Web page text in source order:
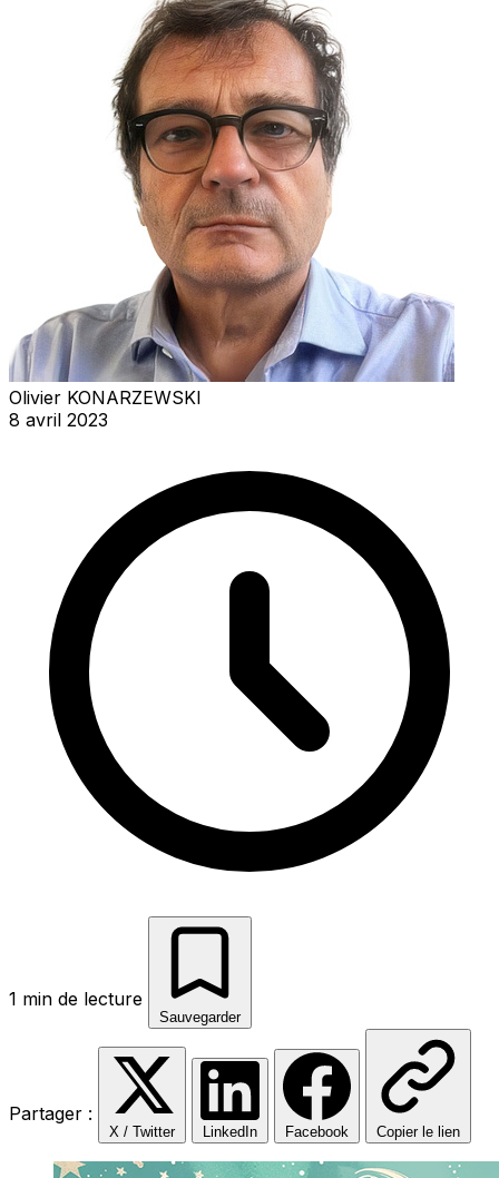
Olivier KONARZEWSKI
8 avril 2023
1 min de lecture
Sauvegarder
Partager :
X / Twitter LinkedIn Facebook Copier le lien